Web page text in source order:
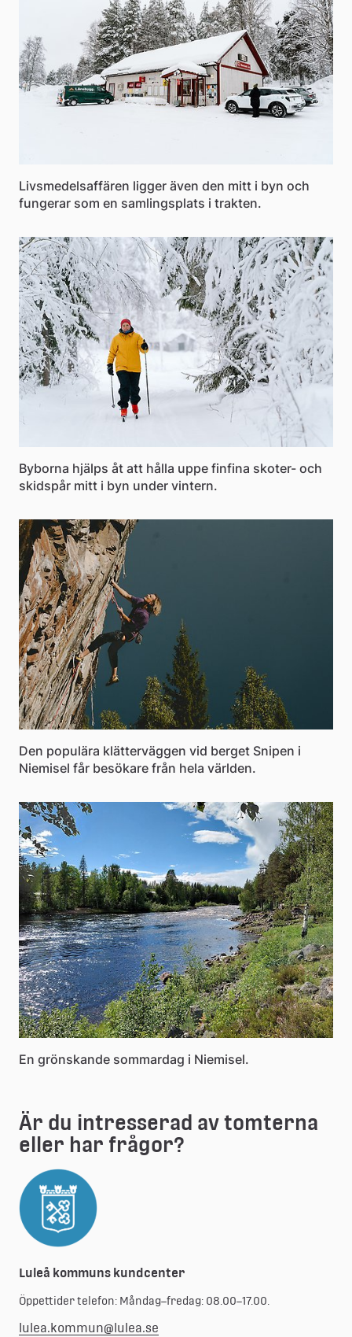
Livsmedelsaffären ligger även den mitt i byn och
fungerar som en samlingsplats i trakten.
Byborna hjälps åt att hålla uppe finfina skoter- och
skidspår mitt i byn under vintern.
Den populära klätterväggen vid berget Snipen i
Niemisel får besökare från hela världen.
En grönskande sommardag i Niemisel.
Är du intresserad av tomterna
eller har frågor?
Luleå kommuns kundcenter
Öppettider telefon: Måndag–fredag: 08.00–17.00.
lulea.kommun@lulea.se